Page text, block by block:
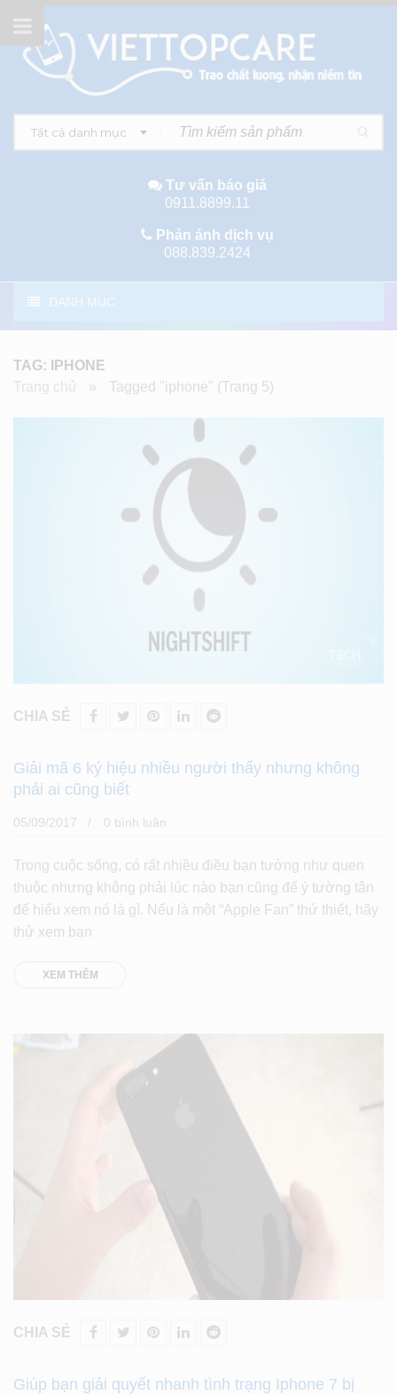
Tất cả danh mục
Tư vấn báo giá
0911.8899.11
Phản ánh dịch vụ
088.839.2424
DANH MỤC
TAG: IPHONE
Trang chủ
» Tagged "iphone" (Trang 5)
CHIA SẺ
Giải mã 6 ký hiệu nhiều người thấy nhưng không
phải ai cũng biết
05/09/2017 0 bình luân
Trong cuộc sống, có rất nhiều điều bạn tưởng như quen
thuộc nhưng không phải lúc nào bạn cũng để ý tường tận
để hiểu xem nó là gì. Nếu là một “Apple Fan” thứ thiết, hãy
thử xem bạn
XEM THÊM
CHIA SẺ
Giúp bạn giải quyết nhanh tình trạng Iphone 7 bị